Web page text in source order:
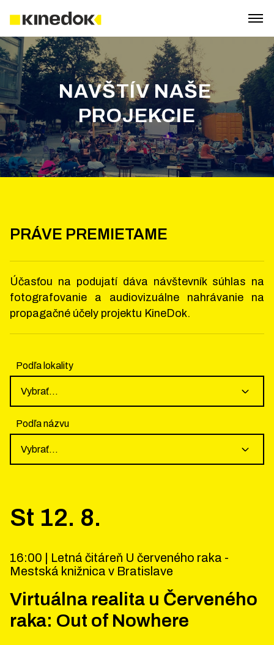
NAVŠTÍV NAŠE
PROJEKCIE
PRÁVE PREMIETAME
Účasťou na podujatí dáva návštevník súhlas na
fotografovanie a audiovizuálne nahrávanie na
propagačné účely projektu KineDok.
Podľa lokality
Vybrať...
Podľa názvu
Vybrať...
St 12. 8.
16:00 | Letná čitáreň U červeného raka -
Mestská knižnica v Bratislave
Virtuálna realita u Červeného
raka: Out of Nowhere